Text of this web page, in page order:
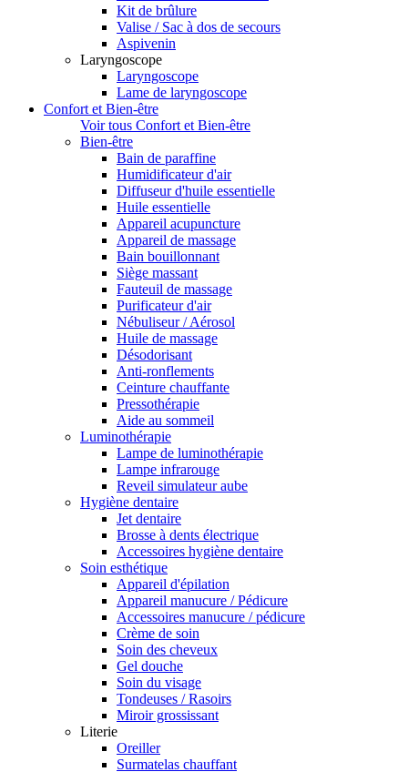
Kit de brûlure
Valise / Sac à dos de secours
Aspivenin
Laryngoscope
Laryngoscope
Lame de laryngoscope
Confort et Bien-être
Voir tous Confort et Bien-être
Bien-être
Bain de paraffine
Humidificateur d'air
Diffuseur d'huile essentielle
Huile essentielle
Appareil acupuncture
Appareil de massage
Bain bouillonnant
Siège massant
Fauteuil de massage
Purificateur d'air
Nébuliseur / Aérosol
Huile de massage
Désodorisant
Anti-ronflements
Ceinture chauffante
Pressothérapie
Aide au sommeil
Luminothérapie
Lampe de luminothérapie
Lampe infrarouge
Reveil simulateur aube
Hygiène dentaire
Jet dentaire
Brosse à dents électrique
Accessoires hygiène dentaire
Soin esthétique
Appareil d'épilation
Appareil manucure / Pédicure
Accessoires manucure / pédicure
Crème de soin
Soin des cheveux
Gel douche
Soin du visage
Tondeuses / Rasoirs
Miroir grossissant
Literie
Oreiller
Surmatelas chauffant